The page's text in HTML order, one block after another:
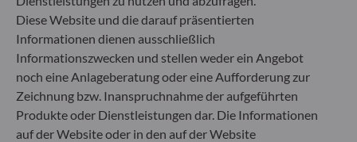
in den Anlageentscheidungsprozess einbezieht.
Artikel 9: Das Fondsmanagementteam verfolgt ein
striktes nachhaltiges Anlageziel, das wesentlich zu
den Herausforderungen des ökologischen
Übergangs beiträgt, und adressiert
Nachhaltigkeitsrisiken durch Ratings, die vom
externen ESG-Datenanbieter der
Verwaltungsgesellschaft bereitgestellt werden.
Diese Website und die darauf präsentierten
Informationen dienen ausschließlich
Informationszwecken und stellen weder ein Angebot
noch eine Anlageberatung oder eine Aufforderung zur
Zeichnung bzw. Inanspruchnahme der aufgeführten
Produkte oder Dienstleistungen dar. Die Informationen
auf der Website oder in den auf der Website